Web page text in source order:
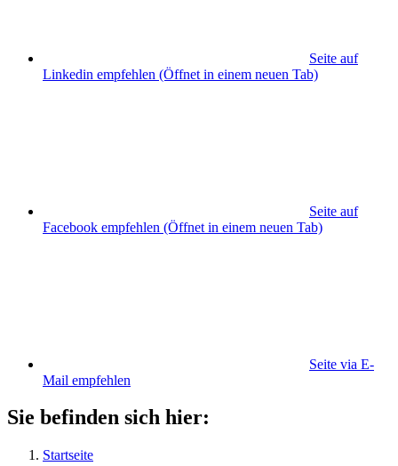
Seite auf
Linkedin empfehlen (Öffnet in einem neuen Tab)
Seite auf
Facebook empfehlen (Öffnet in einem neuen Tab)
Seite via E-
Mail empfehlen
Sie befinden sich hier:
Startseite